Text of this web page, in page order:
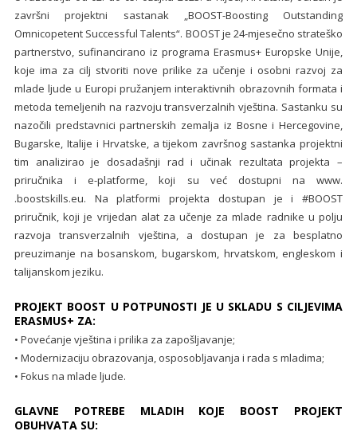
završni projektni sastanak „BOOST-Boosting Outstanding
Omnicopetent Successful Talents“. BOOST je 24-mjesečno strateško
partnerstvo, sufinancirano iz programa Erasmus+ Europske Unije,
koje ima za cilj stvoriti nove prilike za učenje i osobni razvoj za
mlade ljude u Europi pružanjem interaktivnih obrazovnih formata i
metoda temeljenih na razvoju transverzalnih vještina. Sastanku su
nazočili predstavnici partnerskih zemalja iz Bosne i Hercegovine,
Bugarske, Italije i Hrvatske, a tijekom završnog sastanka projektni
tim analizirao je dosadašnji rad i učinak rezultata projekta –
priručnika i e-platforme, koji su već dostupni na www.
.boostskills.eu. Na platformi projekta dostupan je i #BOOST
priručnik, koji je vrijedan alat za učenje za mlade radnike u polju
razvoja transverzalnih vještina, a dostupan je za besplatno
preuzimanje na bosanskom, bugarskom, hrvatskom, engleskom i
talijanskom jeziku.
PROJEKT BOOST U POTPUNOSTI JE U SKLADU S CILJEVIMA
ERASMUS+ ZA:
• Povećanje vještina i prilika za zapošljavanje;
• Modernizaciju obrazovanja, osposobljavanja i rada s mladima;
• Fokus na mlade ljude.
GLAVNE POTREBE MLADIH KOJE BOOST PROJEKT
OBUHVATA SU: